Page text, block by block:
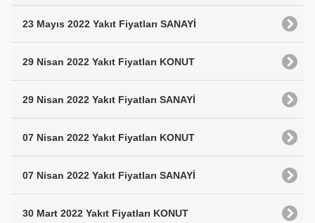
23 Mayıs 2022 Yakıt Fiyatları SANAYİ
29 Nisan 2022 Yakıt Fiyatları KONUT
29 Nisan 2022 Yakıt Fiyatları SANAYİ
07 Nisan 2022 Yakıt Fiyatları KONUT
07 Nisan 2022 Yakıt Fiyatları SANAYİ
30 Mart 2022 Yakıt Fiyatları KONUT